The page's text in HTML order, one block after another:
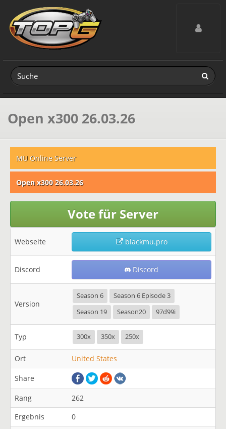
Toggle
Open x300 26.03.26
MU Online Server
Open x300 26.03.26
Vote für Server
Webseite blackmu.pro
Discord Discord
Version
Season 6
Season 6 Episode 3
Season 19
Season20 97d99i
Typ 300x 350x 250x
Ort United States
Share
Rang
262
Ergebnis
0